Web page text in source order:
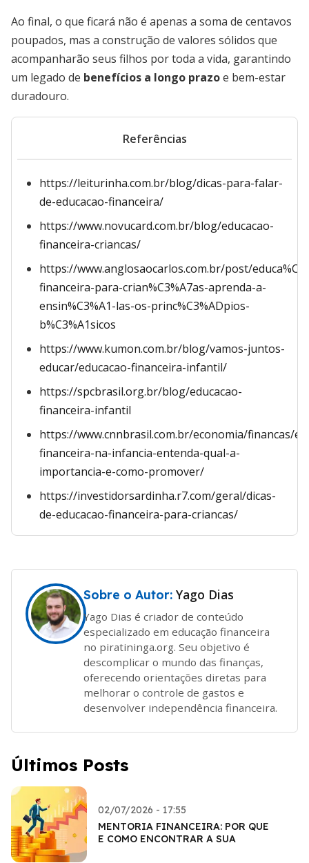
Ao final, o que ficará não é apenas a soma de centavos
poupados, mas a construção de valores sólidos que
acompanharão seus filhos por toda a vida, garantindo
um legado de benefícios a longo prazoe bem-estar
duradouro.
Referências
https://leiturinha.com.br/blog/dicas-para-falar-
de-educacao-financeira/
https://www.novucard.com.br/blog/educacao-
financeira-criancas/
https://www.anglosaocarlos.com.br/post/
financeira-para-crian%C3%A7as-aprenda-a-
ensin%C3%A1-las-os-princ%C3%ADpios-
b%C3%A1sicos
https://www.kumon.com.br/blog/vamos-juntos-
educar/educacao-financeira-infantil/
https://spcbrasil.org.br/blog/educacao-
financeira-infantil
https://www.cnnbrasil.com.br/economia/financas/
financeira-na-infancia-entenda-qual-a-
importancia-e-como-promover/
https://investidorsardinha.r7.com/geral/dicas-
de-educacao-financeira-para-criancas/
Sobre o Autor: Yago Dias
Yago Dias é criador de conteúdo
especializado em educação financeira
no piratininga.org. Seu objetivo é
descomplicar o mundo das finanças,
oferecendo orientações diretas para
melhorar o controle de gastos e
desenvolver independência financeira.
Últimos Posts
02/07/2026 - 17:55
MENTORIA FINANCEIRA: POR QUE
E COMO ENCONTRAR A SUA